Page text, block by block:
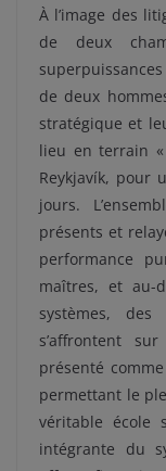
À l’image des
de deux
de deux
stratégique et
lieu en terrain
Reykjavík, pour
jours.
présents et
performance
maîtres, et au-
systèmes,
s’affrontent
présenté
permettant le
véritable école
intégrante du